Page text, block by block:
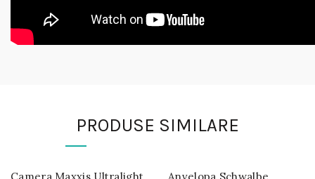
PRODUSE SIMILARE
IN
Camera Maxxis Ultralight
IN
Anvelopa Schwalbe